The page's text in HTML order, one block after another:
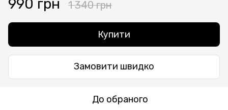
990 грн 1 340 грн
Купити
Замовити швидко
До обраного